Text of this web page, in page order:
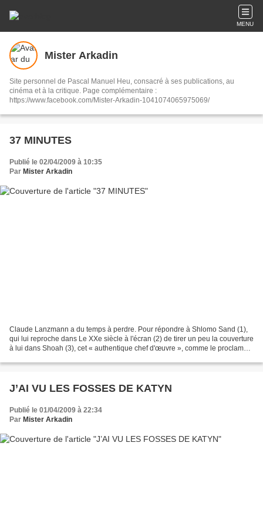
MENU
Mister Arkadin
Site personnel de Pascal Manuel Heu, consacré à ses publications, au
cinéma et à la critique. Page complémentaire :
https://www.facebook.com/Mister-Arkadin-1041074065975069/
37 MINUTES
Publié le 02/04/2009 à 10:35
Par Mister Arkadin
Claude Lanzmann a du temps à perdre. Pour répondre à Shlomo Sand (1),
qui lui reproche dans Le XXe siècle à l'écran (2) de tirer un peu la couverture
à lui dans Shoah (3), cet « authentique chef d'œuvre », comme le proclama
J’AI VU LES FOSSES DE KATYN
Publié le 01/04/2009 à 22:34
Par Mister Arkadin